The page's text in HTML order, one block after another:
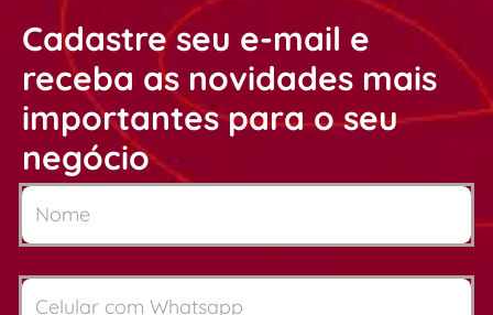
Cadastre seu e-mail e
receba as novidades mais
importantes para o seu
negócio